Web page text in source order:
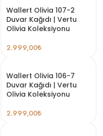
Wallert Olivia 107-2
Duvar Kağıdı | Vertu
Olivia Koleksiyonu
2.999,00₺
Wallert Olivia 106-7
Duvar Kağıdı | Vertu
Olivia Koleksiyonu
2.999,00₺